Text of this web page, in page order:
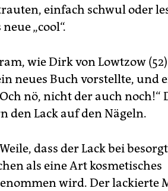
einfach schwul oder
„cool“.
wie Dirk von Lowtzow
neues Buch vorstellte, und
nö, nicht der auch
den Lack auf den Nägeln.
dass der Lack bei
als eine Art kosmetisches
wird. Der lackierte